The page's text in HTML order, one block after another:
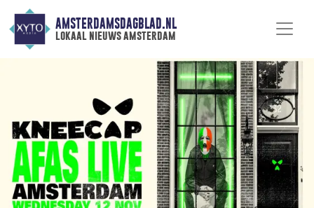
AMSTERDAMSDAGBLAD.NL
lokaal nieuws amsterdam